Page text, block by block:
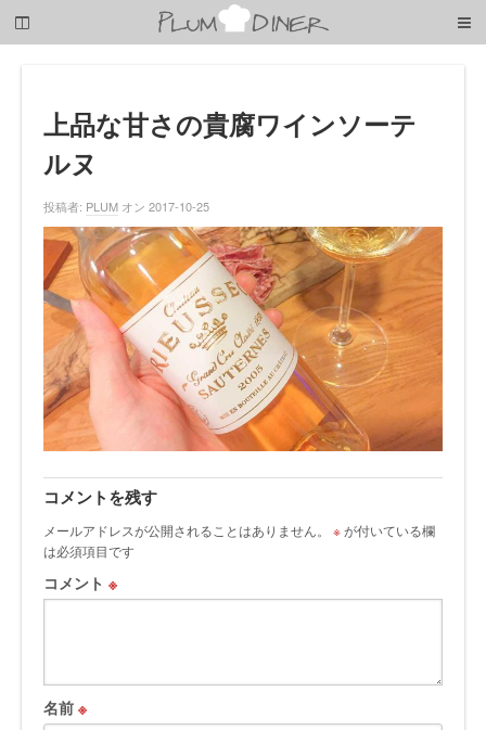
子
上品な甘さの貴腐ワインソーテ
ルヌ
投稿者: PLUM オン 2017-10-25
コメントを残す
メールアドレスが公開されることはありません。 ※が付いている欄
は必須項目です
コメント ※
名前 ※